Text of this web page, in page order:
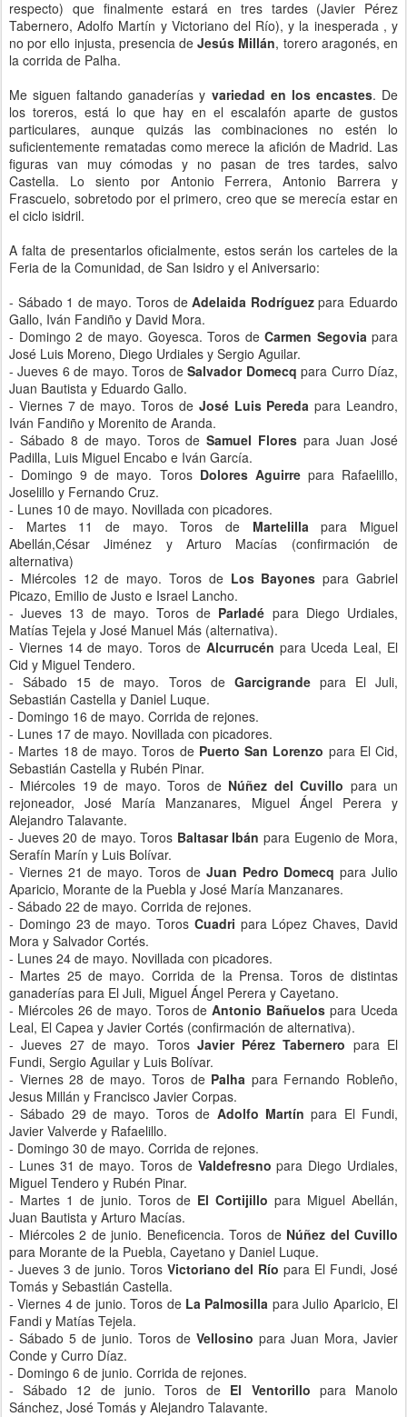
respecto) que finalmente estará en tres tardes (Javier Pérez
Tabernero, Adolfo Martín y Victoriano del Río), y la inesperada , y
no por ello injusta, presencia deJesús Millán, torero aragonés, en
la corrida de Palha.
Me siguen faltando ganaderías y variedad en los encastes. De
los toreros, está lo que hay en el escalafón aparte de gustos
particulares, aunque quizás las combinaciones no estén lo
suficientemente rematadas como merece la afición de Madrid. Las
figuras van muy cómodas y no pasan de tres tardes, salvo
Castella. Lo siento por Antonio Ferrera, Antonio Barrera y
Frascuelo, sobretodo por el primero, creo que se merecía estar en
el ciclo isidril.
A falta de presentarlos oficialmente, estos serán los carteles de la
Feria de la Comunidad, de San Isidro y el Aniversario:
- Sábado 1 de mayo. Toros deAdelaida Rodríguezpara Eduardo
Gallo, Iván Fandiño y David Mora.
- Domingo 2 de mayo. Goyesca. Toros de Carmen Segoviapara
José Luis Moreno, Diego Urdiales y Sergio Aguilar.
- Jueves 6 de mayo. Toros deSalvador Domecq para Curro Díaz,
Juan Bautista y Eduardo Gallo.
- Viernes 7 de mayo. Toros de José Luis Pereda para Leandro,
Iván Fandiño y Morenito de Aranda.
- Sábado 8 de mayo. Toros deSamuel Flores para Juan José
Padilla, Luis Miguel Encabo e Iván García.
- Domingo 9 de mayo. Toros Dolores Aguirrepara Rafaelillo,
Joselillo y Fernando Cruz.
- Lunes 10 de mayo. Novillada con picadores.
- Martes 11 de mayo. Toros de Martelillapara Miguel
Abellán,César Jiménez y Arturo Macías (confirmación de
alternativa)
- Miércoles 12 de mayo. Toros de Los Bayones para Gabriel
Picazo, Emilio de Justo e Israel Lancho.
- Jueves 13 de mayo. Toros de Parladé para Diego Urdiales,
Matías Tejela y José Manuel Más (alternativa).
- Viernes 14 de mayo. Toros de Alcurrucén para Uceda Leal, El
Cid y Miguel Tendero.
- Sábado 15 de mayo. Toros de Garcigrandepara El Juli,
Sebastián Castella y Daniel Luque.
- Domingo 16 de mayo. Corrida de rejones.
- Lunes 17 de mayo. Novillada con picadores.
- Martes 18 de mayo. Toros de Puerto San Lorenzo para El Cid,
Sebastián Castella y Rubén Pinar.
- Miércoles 19 de mayo. Toros de Núñez del Cuvillo para un
rejoneador, José María Manzanares, Miguel Ángel Perera y
Alejandro Talavante.
- Jueves 20 de mayo. Toros Baltasar Ibán para Eugenio de Mora,
Serafín Marín y Luis Bolívar.
- Viernes 21 de mayo. Toros de Juan Pedro Domecq para Julio
Aparicio, Morante de la Puebla y José María Manzanares.
- Sábado 22 de mayo. Corrida de rejones.
- Domingo 23 de mayo. Toros Cuadri para López Chaves, David
Mora y Salvador Cortés.
- Lunes 24 de mayo. Novillada con picadores.
- Martes 25 de mayo. Corrida de la Prensa. Toros de distintas
ganaderías para El Juli, Miguel Ángel Perera y Cayetano.
- Miércoles 26 de mayo. Toros deAntonio Bañuelos para Uceda
Leal, El Capea y Javier Cortés (confirmación de alternativa).
- Jueves 27 de mayo. Toros Javier Pérez Tabernero para El
Fundi, Sergio Aguilar y Luis Bolívar.
- Viernes 28 de mayo. Toros de Palha para Fernando Robleño,
Jesus Millán y Francisco Javier Corpas.
- Sábado 29 de mayo. Toros de Adolfo Martín para El Fundi,
Javier Valverde y Rafaelillo.
- Domingo 30 de mayo. Corrida de rejones.
- Lunes 31 de mayo. Toros de Valdefresno para Diego Urdiales,
Miguel Tendero y Rubén Pinar.
- Martes 1 de junio. Toros de El Cortijillo para Miguel Abellán,
Juan Bautista y Arturo Macías.
- Miércoles 2 de junio. Beneficencia. Toros de Núñez del Cuvillo
para Morante de la Puebla, Cayetano y Daniel Luque.
- Jueves 3 de junio. Toros Victoriano del Río para El Fundi, José
Tomás y Sebastián Castella.
- Viernes 4 de junio. Toros de La Palmosilla para Julio Aparicio, El
Fandi y Matías Tejela.
- Sábado 5 de junio. Toros de Vellosino para Juan Mora, Javier
Conde y Curro Díaz.
- Domingo 6 de junio. Corrida de rejones.
- Sábado 12 de junio. Toros de El Ventorillo para Manolo
Sánchez, José Tomás y Alejandro Talavante.